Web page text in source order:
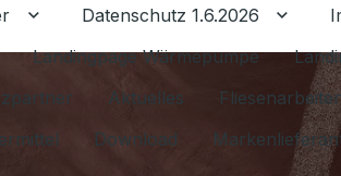
Untermenü für Ratgeber umschalten
Datenschutz 1.6.2026
Landingpage Wärmepumpe
Aktuelles
Download